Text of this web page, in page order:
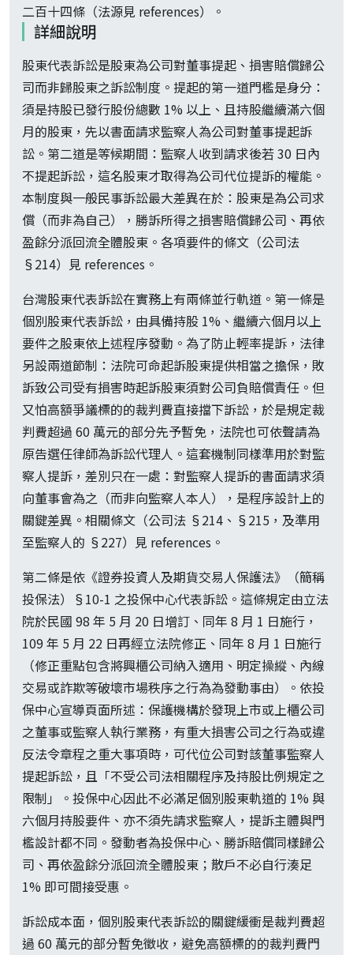
二百十四條（法源見 references）。
詳細說明
股東代表訴訟是股東為公司對董事提起、損害賠償歸公
司而非歸股東之訴訟制度。提起的第一道門檻是身分：
須是持股已發行股份總數 1% 以上、且持股繼續滿六個
月的股東，先以書面請求監察人為公司對董事提起訴
訟。第二道是等候期間：監察人收到請求後若 30 日內
不提起訴訟，這名股東才取得為公司代位提訴的權能。
本制度與一般民事訴訟最大差異在於：股東是為公司求
償（而非為自己），勝訴所得之損害賠償歸公司、再依
盈餘分派回流全體股東。各項要件的條文（公司法
§214）見 references。
台灣股東代表訴訟在實務上有兩條並行軌道。第一條是
個別股東代表訴訟，由具備持股 1%、繼續六個月以上
要件之股東依上述程序發動。為了防止輕率提訴，法律
另設兩道節制：法院可命起訴股東提供相當之擔保，敗
訴致公司受有損害時起訴股東須對公司負賠償責任。但
又怕高額爭議標的的裁判費直接擋下訴訟，於是規定裁
判費超過 60 萬元的部分先予暫免，法院也可依聲請為
原告選任律師為訴訟代理人。這套機制同樣準用於對監
察人提訴，差別只在一處：對監察人提訴的書面請求須
向董事會為之（而非向監察人本人），是程序設計上的
關鍵差異。相關條文（公司法 §214、§215，及準用
至監察人的 §227）見 references。
第二條是依《證券投資人及期貨交易人保護法》（簡稱
投保法）§10-1 之投保中心代表訴訟。這條規定由立法
院於民國 98 年 5 月 20 日增訂、同年 8 月 1 日施行，
109 年 5 月 22 日再經立法院修正、同年 8 月 1 日施行
（修正重點包含將興櫃公司納入適用、明定操縱、內線
交易或詐欺等破壞市場秩序之行為為發動事由）。依投
保中心宣導頁面所述：保護機構於發現上市或上櫃公司
之董事或監察人執行業務，有重大損害公司之行為或違
反法令章程之重大事項時，可代位公司對該董事監察人
提起訴訟，且「不受公司法相關程序及持股比例規定之
限制」。投保中心因此不必滿足個別股東軌道的 1% 與
六個月持股要件、亦不須先請求監察人，提訴主體與門
檻設計都不同。發動者為投保中心、勝訴賠償同樣歸公
司、再依盈餘分派回流全體股東；散戶不必自行湊足
1% 即可間接受惠。
訴訟成本面，個別股東代表訴訟的關鍵緩衝是裁判費超
過 60 萬元的部分暫免徵收，避免高額標的的裁判費門